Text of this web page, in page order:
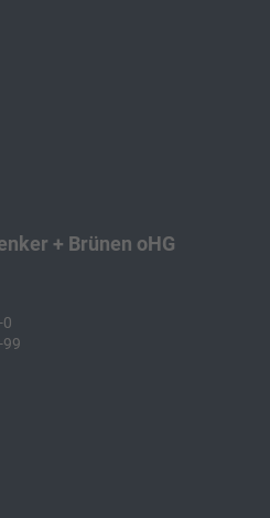
+ Brünen oHG